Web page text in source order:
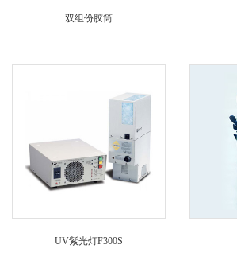
双组份胶筒
UV紫光灯F300S